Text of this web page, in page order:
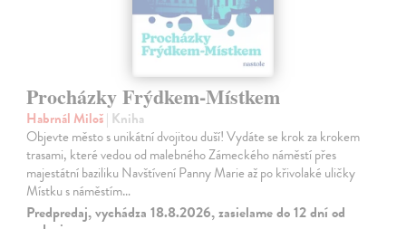
Procházky Frýdkem-Místkem
Habrnál Miloš| Kniha
Objevte město s unikátní dvojitou duší! Vydáte se krok za krokem
trasami, které vedou od malebného Zámeckého náměstí přes
majestátní baziliku Navštívení Panny Marie až po křivolaké uličky
Místku s náměstím…
Predpredaj, vychádza 18.8.2026, zasielame do 12 dní od